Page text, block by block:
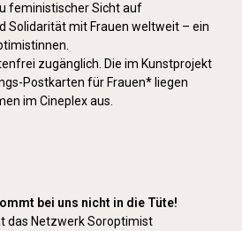
feministischer Sicht auf
Solidarität mit Frauen weltweit – ein
zugänglich. Die im Kunstprojekt
Postkarten für Frauen* liegen
im Cineplex aus.
bei uns nicht in die Tüte!
das Netzwerk Soroptimist